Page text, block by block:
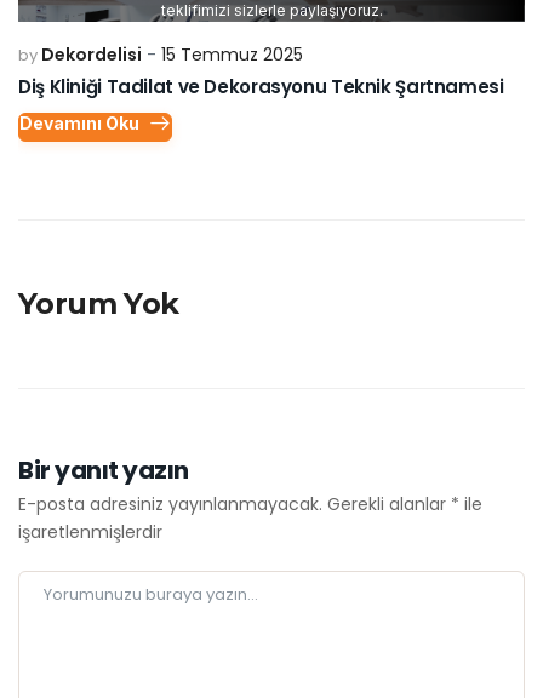
teklifimizi sizlerle paylaşıyoruz.
by Dekordelisi 15 Temmuz 2025
Diş Kliniği Tadilat ve Dekorasyonu Teknik Şartnamesi
Devamını Oku
Yorum Yok
Bir yanıt yazın
E-posta adresiniz yayınlanmayacak. Gerekli alanlar * ile
işaretlenmişlerdir